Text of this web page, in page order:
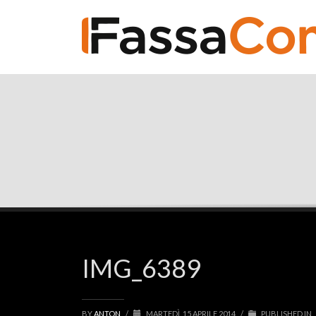
RECENT POSTS
IMG_6389
BYANTON / MARTEDÌ, 15 APRILE 2014 / PUBLISHED IN